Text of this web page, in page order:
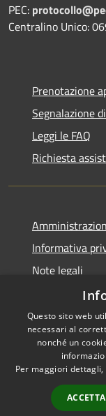
PEC:
Centralino Unico:
Prenotazione
Segnalazione
Leggi le FAQ
Richiesta
Informativa
Note legali
Dichiarazione
RSS
Accessibilità
Questo sito web
necessari al
nonché un
Per maggiori